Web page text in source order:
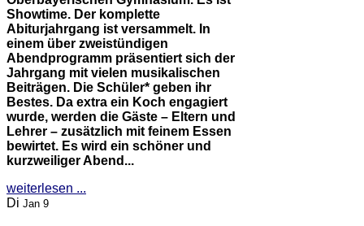
Showtime. Der komplette
Abiturjahrgang ist versammelt. In
einem über zweistündigen
Abendprogramm präsentiert sich der
Jahrgang mit vielen musikalischen
Beiträgen. Die Schüler* geben ihr
Bestes. Da extra ein Koch engagiert
wurde, werden die Gäste – Eltern und
Lehrer – zusätzlich mit feinem Essen
bewirtet. Es wird ein schöner und
kurzweiliger Abend...
weiterlesen ...
Di Jan 9